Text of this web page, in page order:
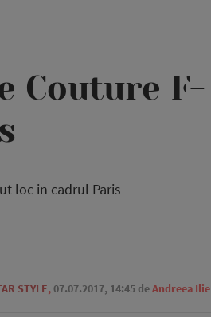
Couture F-
loc in cadrul Paris
STYLE,07.07.2017, 14:45 deAndreea Ilie